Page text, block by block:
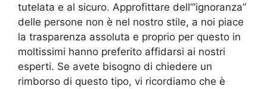
tutelata e al sicuro. Approfittare dell’”ignoranza”
delle persone non è nel nostro stile, a noi piace
la trasparenza assoluta e proprio per questo in
moltissimi hanno preferito affidarsi ai nostri
esperti. Se avete bisogno di chiedere un
rimborso di questo tipo, vi ricordiamo che è